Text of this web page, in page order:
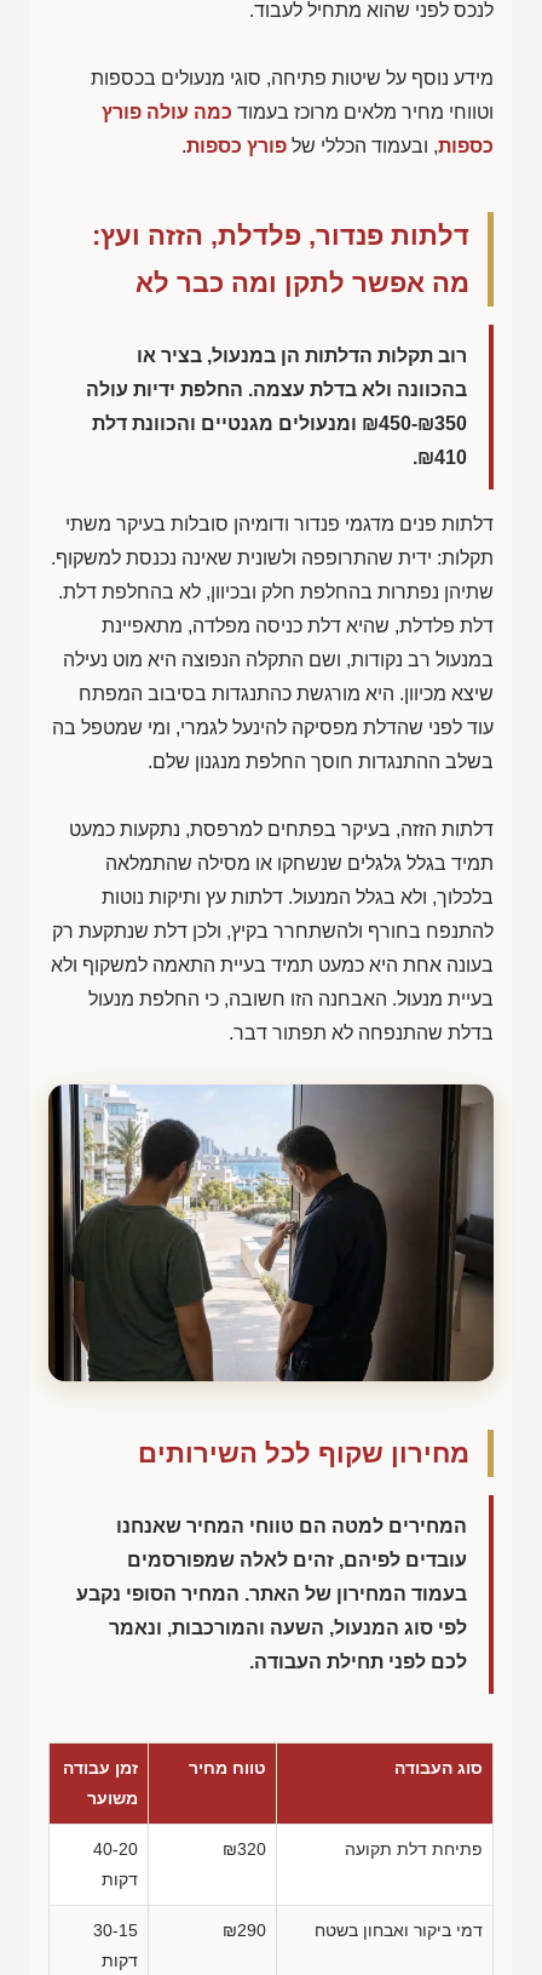
לנכס לפני שהוא מתחיל לעבוד.
מידע נוסף על שיטות פתיחה, סוגי מנעולים בכספות
וטווחי מחיר מלאים מרוכז בעמוד כמה עולה פורץ
כספות, ובעמוד הכללי של פורץ כספות.
דלתות פנדור, פלדלת, הזזה ועץ:
מה אפשר לתקן ומה כבר לא
רוב תקלות הדלתות הן במנעול, בציר או
בהכוונה ולא בדלת עצמה. החלפת ידיות עולה
₪450-₪350 ומנעולים מגנטיים והכוונת דלת
₪410
.
דלתות פנים מדגמי פנדור ודומיהן סובלות בעיקר משתי
תקלות: ידית שהתרופפה ולשונית שאינה נכנסת למשקוף.
שתיהן נפתרות בהחלפת חלק ובכיוון, לא בהחלפת דלת.
דלת פלדלת, שהיא דלת כניסה מפלדה, מתאפיינת
במנעול רב נקודות, ושם התקלה הנפוצה היא מוט נעילה
שיצא מכיוון. היא מורגשת כהתנגדות בסיבוב המפתח
עוד לפני שהדלת מפסיקה להינעל לגמרי, ומי שמטפל בה
בשלב ההתנגדות חוסך החלפת מנגנון שלם.
דלתות הזזה, בעיקר בפתחים למרפסת, נתקעות כמעט
תמיד בגלל גלגלים שנשחקו או מסילה שהתמלאה
בלכלוך, ולא בגלל המנעול. דלתות עץ ותיקות נוטות
להתנפח בחורף ולהשתחרר בקיץ, ולכן דלת שנתקעת רק
בעונה אחת היא כמעט תמיד בעיית התאמה למשקוף ולא
בעיית מנעול. האבחנה הזו חשובה, כי החלפת מנעול
בדלת שהתנפחה לא תפתור דבר.
מחירון שקוף לכל השירותים
המחירים למטה הם טווחי המחיר שאנחנו
עובדים לפיהם, זהים לאלה שמפורסמים
בעמוד המחירון של האתר. המחיר הסופי נקבע
לפי סוג המנעול, השעה והמורכבות, ונאמר
לכם לפני תחילת העבודה.
סוג העבודה טווח מחיר
זמן עבודה
משוער
פתיחת דלת תקועה ₪320
40-20
דקות
דמי ביקור ואבחון בשטח ₪290
30-15
דקות